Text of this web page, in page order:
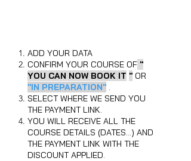
ADD YOUR DATA
CONFIRM YOUR COURSE OF "
YOU CAN NOW BOOK IT " OR
"IN PREPARATION" .
SELECT WHERE WE SEND YOU
THE PAYMENT LINK.
YOU WILL RECEIVE ALL THE
COURSE DETAILS (DATES...) AND
THE PAYMENT LINK WITH THE
DISCOUNT APPLIED.